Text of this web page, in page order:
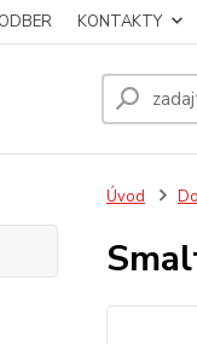
KONTAKTY
Úvod